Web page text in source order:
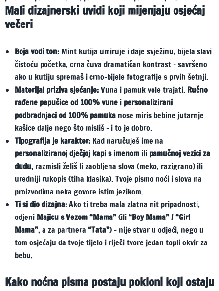
Mali dizajnerski uvidi koji mijenjaju osjećaj
večeri
Boja vodi ton: Mint kutija umiruje i daje svježinu, bijela slavi
čistoću početka, crna čuva dramatičan kontrast – savršeno
ako u kutiju spremaš i crno-bijele fotografije s prvih šetnji.
Materijal priziva sjećanje:Vuna i pamuk vole trajati. Ručno
rađene papučice od 100% vune i personalizirani
podbradnjaci od 100% pamuka nose miris bebine jutarnje
kašice dalje nego što misliš – i to je dobro.
Tipografija je karakter: Kad naručuješ ime na
personaliziranoj dječjoj kapi s imenom ili pamučnoj vezici za
dudu, razmisli želiš li zaobljena slova (meko, razigrano) ili
uredniji rukopis (tiha klasika). Tvoje pismo noći i slova na
proizvodima neka govore istim jezikom.
Ti si dio dizajna:Ako ti treba mala zlatna nit pripadnosti,
odjeni Majicu s Vezom “Mama”(ili“Boy Mama”/“Girl
Mama”, a za partnera “Tata”) – nije stvar u odjeći, nego u
tom osjećaju da tvoje tijelo i riječi tvore jedan topli okvir za
bebu.
Kako noćna pisma postaju pokloni koji ostaju